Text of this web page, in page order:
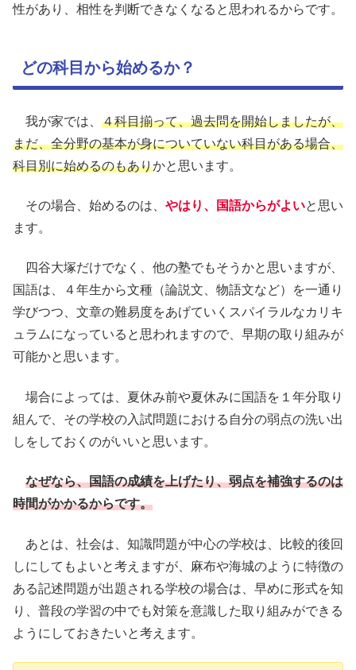
性があり、相性を判断できなくなると思われるからです。
どの科目から始めるか？
我が家では、 ４科目揃って、過去問を開始しましたが、
まだ、全分野の基本が身についていない科目がある場合、
科目別に始めるのもありかと思います。
その場合、始めるのは、 やはり、国語からがよいと思い
ます。
四谷大塚だけでなく、他の塾でもそうかと思いますが、
国語は、４年生から文種（論説文、物語文など）を一通り
学びつつ、文章の難易度をあげていくスパイラルなカリキ
ュラムになっていると思われますので、早期の取り組みが
可能かと思います。
場合によっては、夏休み前や夏休みに国語を１年分取り
組んで、その学校の入試問題における自分の弱点の洗い出
しをしておくのがいいと思います。
なぜなら、国語の成績を上げたり、弱点を補強するのは
時間がかかるからです。
あとは、社会は、知識問題が中心の学校は、比較的後回
しにしてもよいと考えますが、麻布や海城のように特徴の
ある記述問題が出題される学校の場合は、早めに形式を知
り、普段の学習の中でも対策を意識した取り組みができる
ようにしておきたいと考えます。